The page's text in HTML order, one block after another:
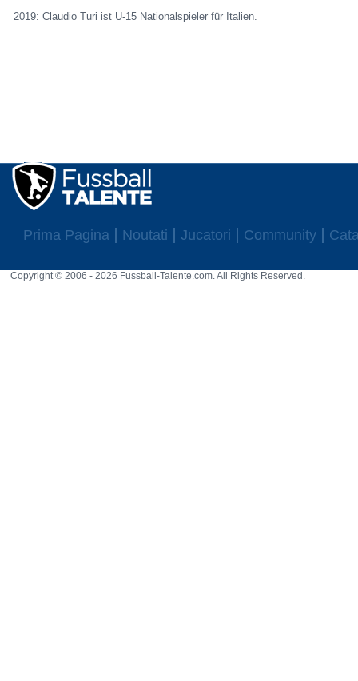
2019: Claudio Turi ist U-15 Nationalspieler für Italien.
Prima Pagina Noutati Jucatori Community
Copyright © 2006 - 2026 Fussball-Talente.com. All Rights Reserved.